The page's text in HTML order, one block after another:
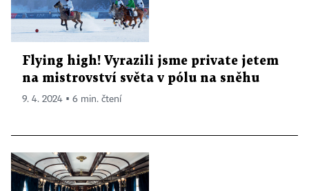
Flying high! Vyrazili jsme private jetem
na mistrovství světa v pólu na sněhu
9. 4. 2024 ▪ 6 min. čtení